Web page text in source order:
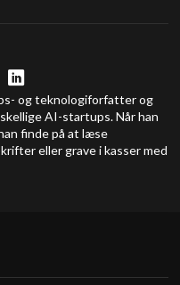
og teknologiforfatter og
AI-startups. Når han
finde på at læse
eller grave i kasser med